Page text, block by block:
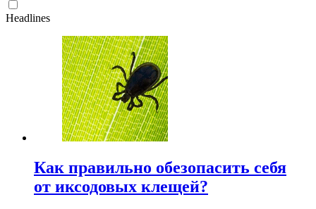
Headlines
Как правильно обезопасить себя
от иксодовых клещей?